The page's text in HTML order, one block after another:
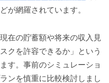
が網羅されています。
在の貯蓄額や将来の収入見
クを許容できるか」という
す。事前のシミュレーショ
ンを慎重に比較検討しまし